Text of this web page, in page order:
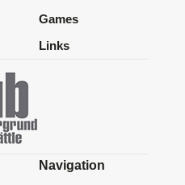
Games
Links
Navigation